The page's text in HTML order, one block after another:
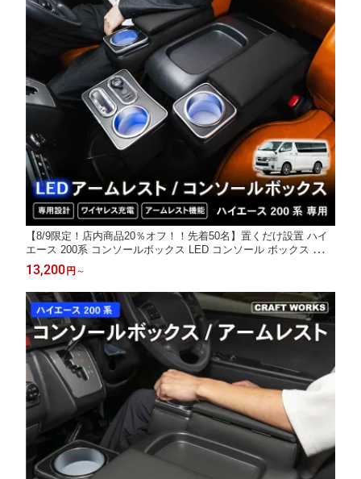
【8/9限定！店内商品20％オフ！！先着50名】置くだけ設置 ハイ
エース 200系 コンソールボックス LED コンソール ボックス アー
ムレスト センターコンソール 1型 2型 3型 4型 5型 6型 7型 8型 9
型 車 収納 内装 標準 ワイド
13,200 円 ～